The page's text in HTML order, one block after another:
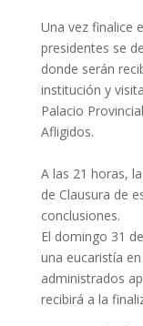
Una vez finalice
presidentes se
donde serán
institución y
Palacio
Afligidos.
A las 21 horas,
de Clausura de
conclusiones.
El domingo 31
una eucaristía
administrados
recibirá a la